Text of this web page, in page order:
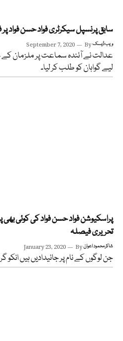
سابق پرنسپل سیکرٹری فواد حسن فواد پر
September 7, 2020 Byویب ڈیسک
عدالت نے آئندہ سماعت پر ملزمان کے
لیے گواہان کو طلب کر لیا۔
پراسکیوشن فواد حسن فواد کی کوئی بھی
تحریری فیصلہ
January 23, 2020 Byشاکر محمود اعوان
جن لوگوں کے نام پر جائیدادیں ہیں انکو